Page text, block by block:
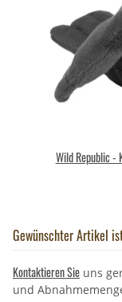
Wild Republic -
Gewünschter Artikel
Kontaktieren Sie uns
und